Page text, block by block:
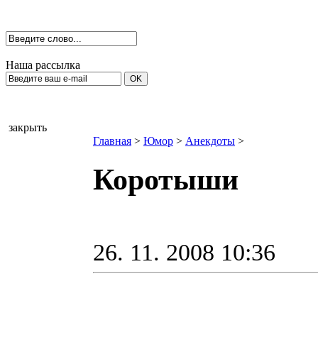
Наша рассылка
закрыть
Главная > Юмор > Анекдоты >
Коротыши
26. 11. 2008 10:36